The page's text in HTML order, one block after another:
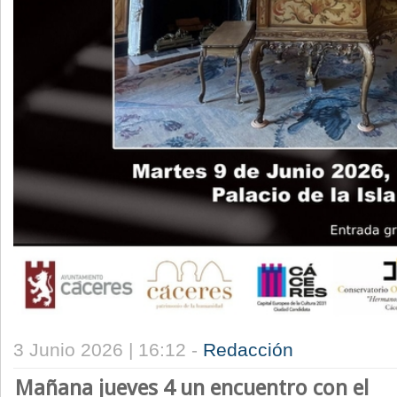
3 Junio 2026 | 16:12 - Redacción
Mañana jueves 4 un encuentro con el